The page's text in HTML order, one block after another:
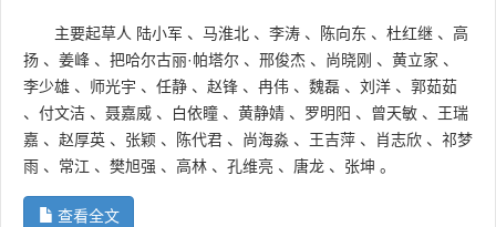
主要起草人 陆小军 、 马淮北 、 李涛 、 陈向东 、 杜红继 、 高
扬 、 姜峰 、 把哈尔古丽·帕塔尔 、 邢俊杰 、 尚晓刚 、 黄立家 、
李少雄 、 师光宇 、 任静 、 赵锋 、 冉伟 、 魏磊 、 刘洋 、 郭茹茹
、 付文洁 、 聂嘉威 、 白依瞳 、 黄静婧 、 罗明阳 、 曾天敏 、 王瑞
嘉 、 赵厚英 、 张颖 、 陈代君 、 尚海淼 、 王吉萍 、 肖志欣 、 祁梦
雨 、 常江 、 樊旭强 、 高林 、 孔维亮 、 唐龙 、 张坤 。
查看全文